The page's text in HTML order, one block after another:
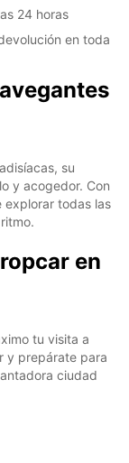
24 horas
en toda
su
y acogedor. Con
explorar todas las
en
tu visita a
y prepárate para
ciudad